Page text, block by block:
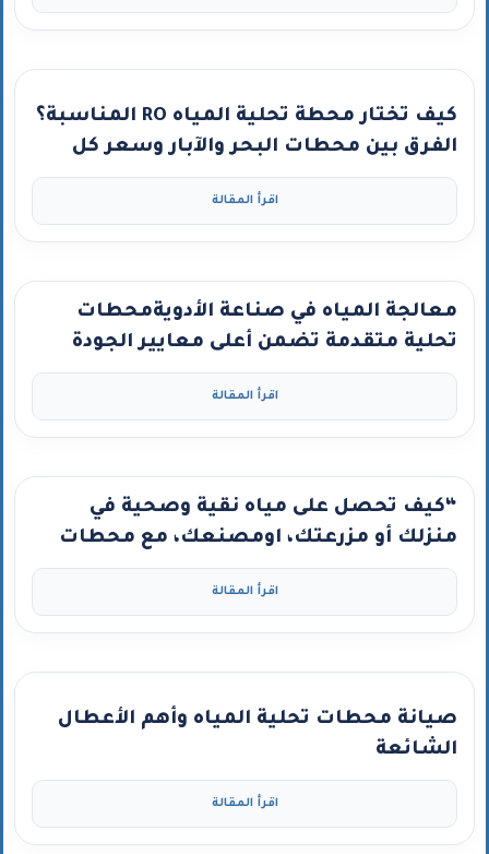
كيف تختار محطة تحلية المياه RO المناسبة؟
الفرق بين محطات البحر والآبار وسعر كل
نوع”
اقرأ المقالة
معالجة المياه في صناعة الأدويةمحطات
تحلية متقدمة تضمن أعلى معايير الجودة
اقرأ المقالة
“كيف تحصل على مياه نقية وصحية في
منزلك أو مزرعتك، اومصنعك، مع محطات
تحلية كلين ووتر – كربون جاكوب ومضخة
اقرأ المقالة
صيانة محطات تحلية المياه وأهم الأعطال
الشائعة
اقرأ المقالة